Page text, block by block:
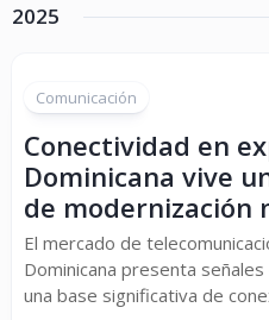
2025
Comunicación
Conectividad en
Dominicana vive
de modernización
El mercado de
Dominicana presenta
una base significativa de